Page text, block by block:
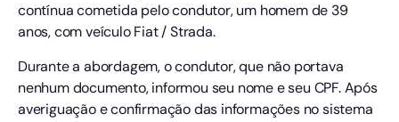
contínua cometida pelo condutor, um homem de 39
anos, com veículo Fiat / Strada.
Durante a abordagem, o condutor, que não portava
nenhum documento, informou seu nome e seu CPF. Após
averiguação e confirmação das informações no sistema